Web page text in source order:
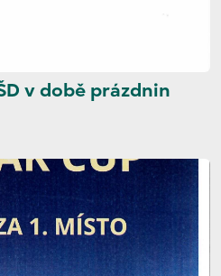
v době prázdnin